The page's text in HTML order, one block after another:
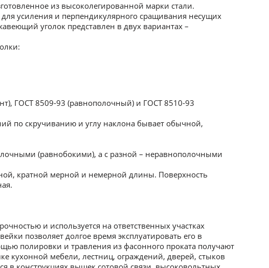
из высоколегированной марки стали.
усиления и перпендикулярного сращивания несущих
уголок представлен в двух вариантах –
ГОСТ 8509-93 (равнополочный) и ГОСТ 8510-93
по скручиванию и углу наклона бывает обычной,
(равнобокими), а с разной – неравнополочными
кратной мерной и немерной длины. Поверхность
и используется на ответственных участках
позволяет долгое время эксплуатировать его в
полировки и травления из фасонного проката получают
кухонной мебели, лестниц, ограждений, дверей, стыков